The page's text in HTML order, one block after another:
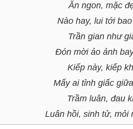
Ăn ngon, mặc
Nào hay, lui tới
Trần gian như
Đón mời ảo ảnh
Kiếp này, kiếp
Mấy ai tỉnh giấc
Trầm luân, đau
Luân hồi, sinh tử, mỏi